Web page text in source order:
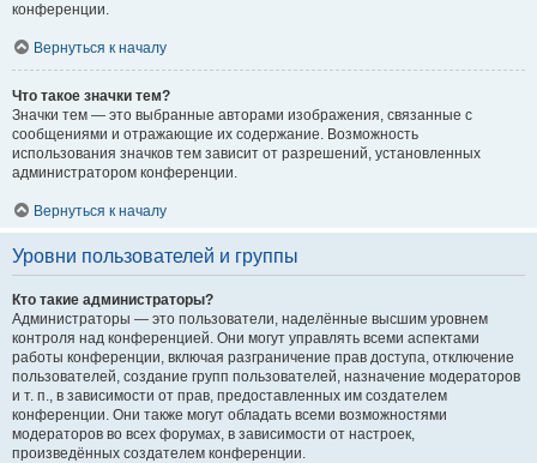
конференции.
Вернуться к началу
Что такое значки тем?
Значки тем — это выбранные авторами изображения, связанные с
сообщениями и отражающие их содержание. Возможность
использования значков тем зависит от разрешений, установленных
администратором конференции.
Вернуться к началу
Уровни пользователей и группы
Кто такие администраторы?
Администраторы — это пользователи, наделённые высшим уровнем
контроля над конференцией. Они могут управлять всеми аспектами
работы конференции, включая разграничение прав доступа, отключение
пользователей, создание групп пользователей, назначение модераторов
и т. п., в зависимости от прав, предоставленных им создателем
конференции. Они также могут обладать всеми возможностями
модераторов во всех форумах, в зависимости от настроек,
произведённых создателем конференции.